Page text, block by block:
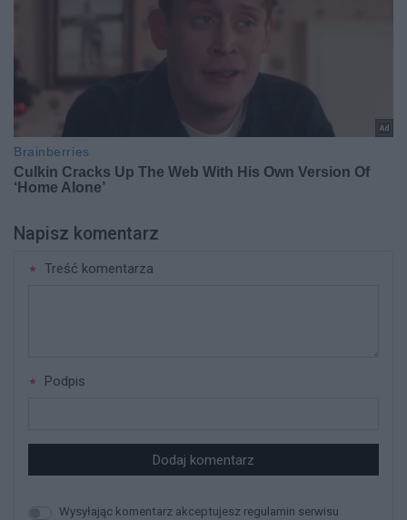
Napisz komentarz
Treść komentarza
Podpis
Dodaj komentarz
Wysyłając komentarz akceptujesz regulamin serwisu